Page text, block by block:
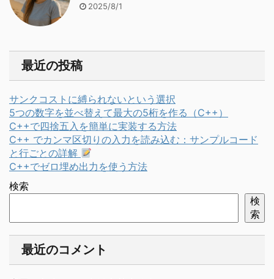
2025/8/1
最近の投稿
サンクコストに縛られないという選択
5つの数字を並べ替えて最大の5桁を作る（C++）
C++で四捨五入を簡単に実装する方法
C++ でカンマ区切りの入力を読み込む：サンプルコード
と行ごとの詳解
C++でゼロ埋め出力を使う方法
検索
検
索
最近のコメント